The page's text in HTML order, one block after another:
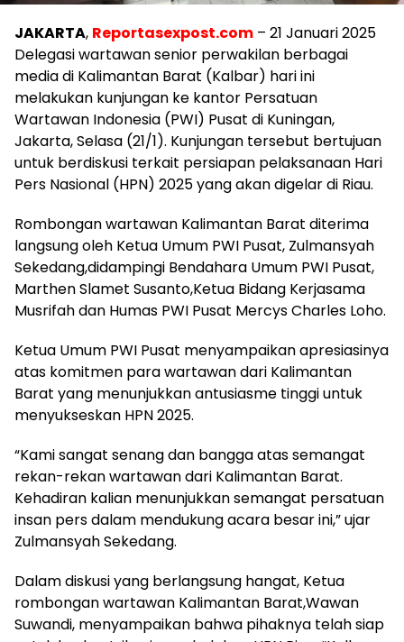
JAKARTA, Reportasexpost.com – 21 Januari 2025
Delegasi wartawan senior perwakilan berbagai
media di Kalimantan Barat (Kalbar) hari ini
melakukan kunjungan ke kantor Persatuan
Wartawan Indonesia (PWI) Pusat di Kuningan,
Jakarta, Selasa (21/1). Kunjungan tersebut bertujuan
untuk berdiskusi terkait persiapan pelaksanaan Hari
Pers Nasional (HPN) 2025 yang akan digelar di Riau.
Rombongan wartawan Kalimantan Barat diterima
langsung oleh Ketua Umum PWI Pusat, Zulmansyah
Sekedang,didampingi Bendahara Umum PWI Pusat,
Marthen Slamet Susanto,Ketua Bidang Kerjasama
Musrifah dan Humas PWI Pusat Mercys Charles Loho.
Ketua Umum PWI Pusat menyampaikan apresiasinya
atas komitmen para wartawan dari Kalimantan
Barat yang menunjukkan antusiasme tinggi untuk
menyukseskan HPN 2025.
“Kami sangat senang dan bangga atas semangat
rekan-rekan wartawan dari Kalimantan Barat.
Kehadiran kalian menunjukkan semangat persatuan
insan pers dalam mendukung acara besar ini,” ujar
Zulmansyah Sekedang.
Dalam diskusi yang berlangsung hangat, Ketua
rombongan wartawan Kalimantan Barat,Wawan
Suwandi, menyampaikan bahwa pihaknya telah siap